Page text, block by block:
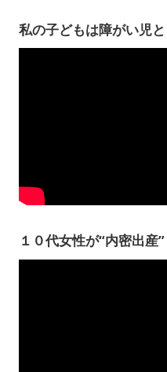
私の子どもは障がい児
１０代女性が“内密出産